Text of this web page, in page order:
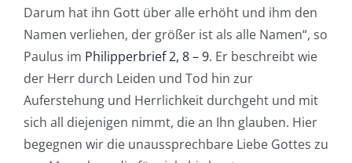
Darum hat ihn Gott über alle erhöht und ihm den
Namen verliehen, der größer ist als alle Namen“, so
Paulus im Philipperbrief 2, 8 – 9. Er beschreibt wie
der Herr durch Leiden und Tod hin zur
Auferstehung und Herrlichkeit durchgeht und mit
sich all diejenigen nimmt, die an Ihn glauben. Hier
begegnen wir die unaussprechbare Liebe Gottes zu